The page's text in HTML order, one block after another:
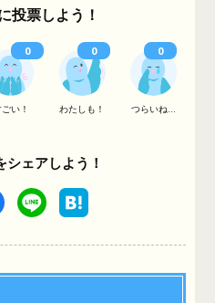
投票しよう！
い！ わたしも！ つらいね...
0 0 0
シェアしよう！